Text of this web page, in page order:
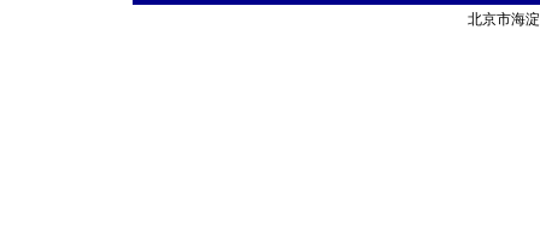
北京市海